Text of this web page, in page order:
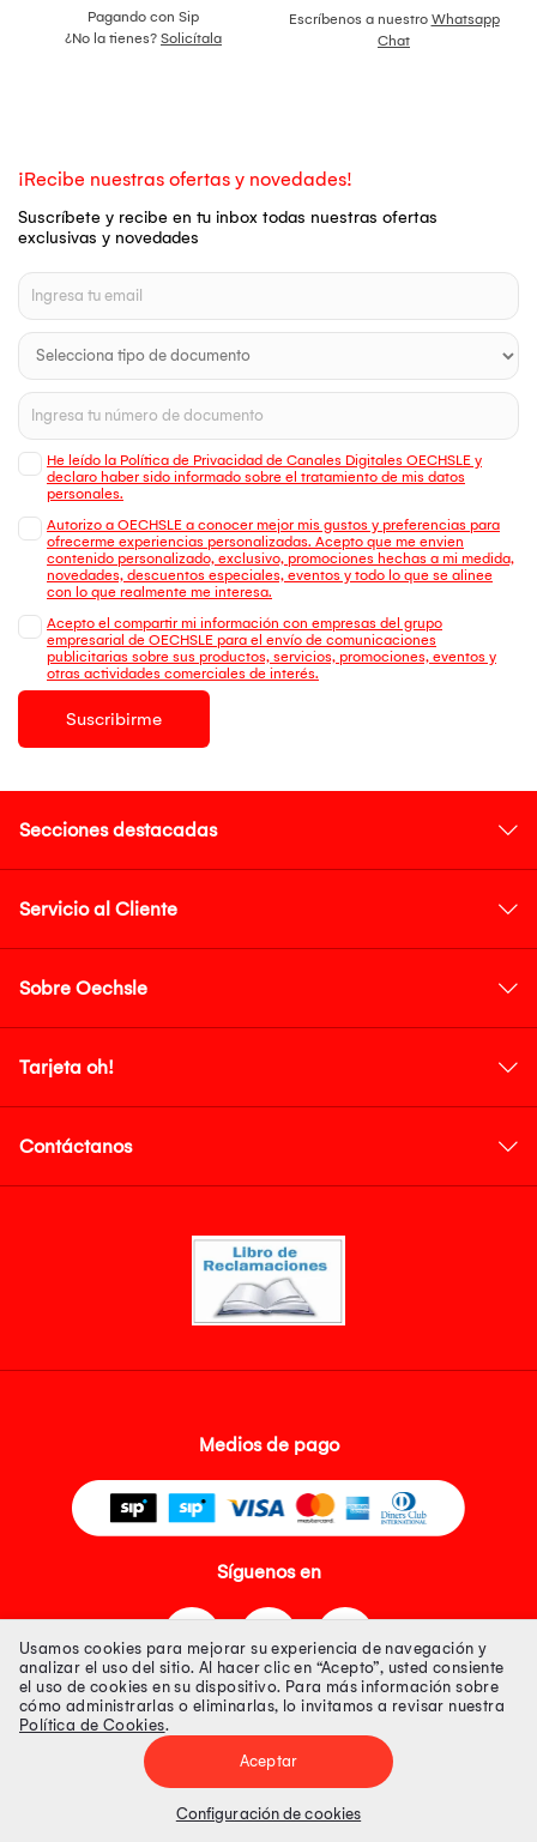
Pagando con Sip
¿No la tienes? Solicítala
Escríbenos a nuestro Whatsapp
Chat
¡Recibe nuestras ofertas y novedades!
Suscríbete y recibe en tu inbox todas nuestras ofertas
exclusivas y novedades
He leído la Política de Privacidad de Canales Digitales OECHSLE y
declaro haber sido informado sobre el tratamiento de mis datos
personales.
Autorizo a OECHSLE a conocer mejor mis gustos y preferencias para
ofrecerme experiencias personalizadas. Acepto que me envien
contenido personalizado, exclusivo, promociones hechas a mi medida,
novedades, descuentos especiales, eventos y todo lo que se alinee
con lo que realmente me interesa.
Acepto el compartir mi información con empresas del grupo
empresarial de OECHSLE para el envío de comunicaciones
publicitarias sobre sus productos, servicios, promociones, eventos y
otras actividades comerciales de interés.
Suscribirme
Secciones destacadas
Servicio al Cliente
Sobre Oechsle
Tarjeta oh!
Contáctanos
Medios de pago
Síguenos en
Tienda 100% Segura
Tiendas Peruanas S.A. R.U.C. Nº 20493020618. Todos los derechos
Precios disponibles solo en www.oechsle.pe. Precios online publicados
Usamos cookies para mejorar su experiencia de navegación y
analizar el uso del sitio. Al hacer clic en “Acepto”, usted consiente
el uso de cookies en su dispositivo. Para más información sobre
cómo administrarlas o eliminarlas, lo invitamos a revisar nuestra
Política de Cookies.
Aceptar
Configuración de cookies